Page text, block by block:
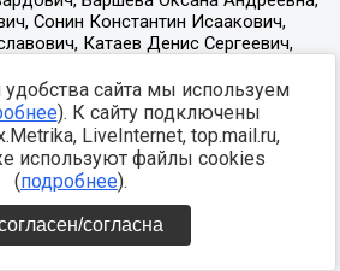
сайта мы используем
). К сайту подключены
LiveInternet, top.mail.ru,
используют файлы cookies
(подробнее).
согласна